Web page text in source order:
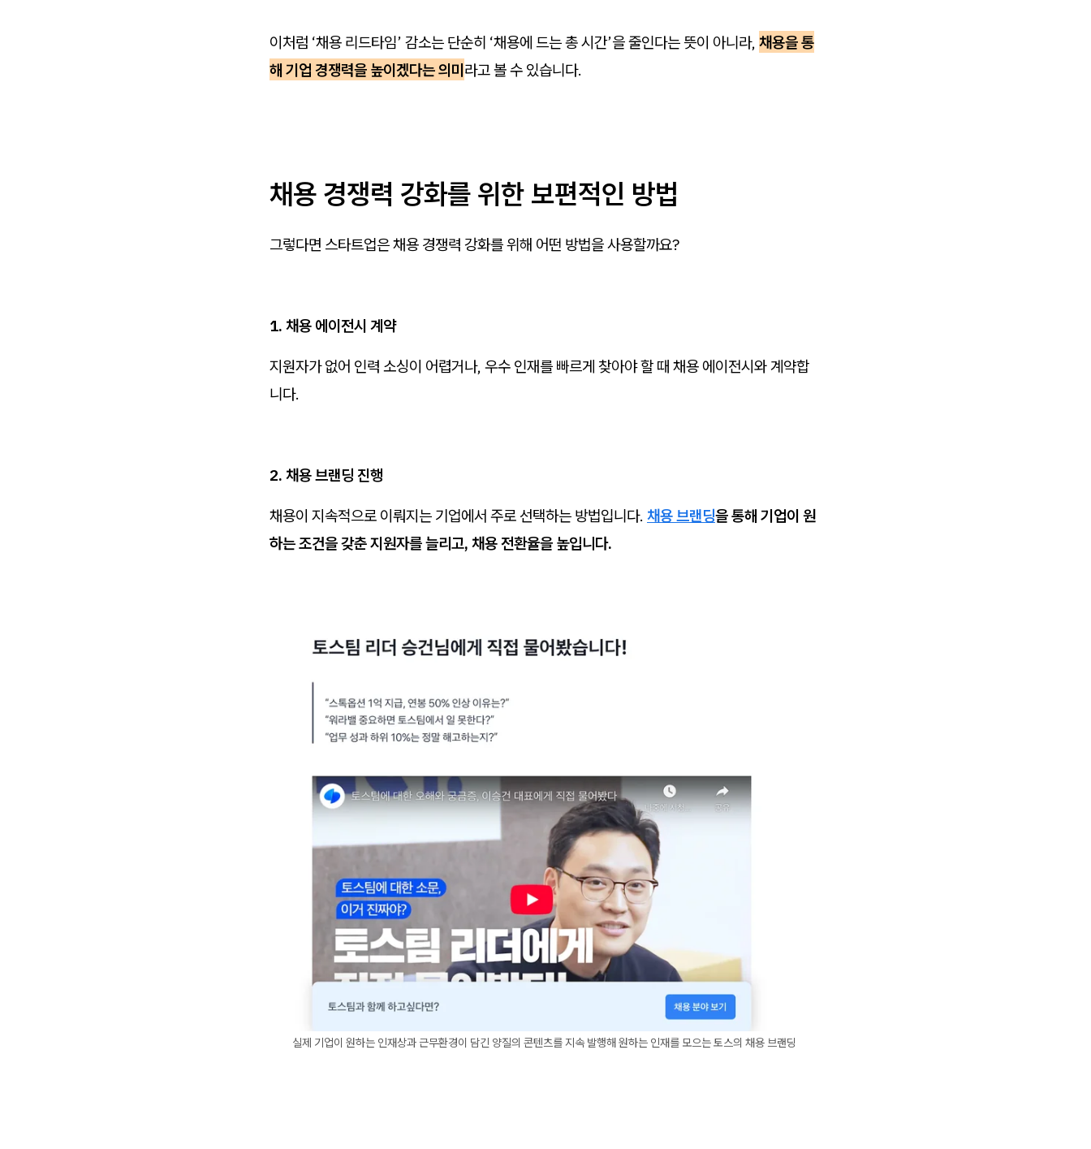
이처럼 ‘채용 리드타임’ 감소는 단순히 ‘채용에 드는 총 시간’을 줄인다는 뜻이 아니라, 채용을 통
해 기업 경쟁력을 높이겠다는 의미라고 볼 수 있습니다.
채용 경쟁력 강화를 위한 보편적인 방법
그렇다면 스타트업은 채용 경쟁력 강화를 위해 어떤 방법을 사용할까요?
1. 채용 에이전시 계약
지원자가 없어 인력 소싱이 어렵거나, 우수 인재를 빠르게 찾아야 할 때 채용 에이전시와 계약합
니다.
2. 채용 브랜딩 진행
채용이 지속적으로 이뤄지는 기업에서 주로 선택하는 방법입니다. 채용 브랜딩을 통해 기업이 원
하는 조건을 갖춘 지원자를 늘리고, 채용 전환율을 높입니다.
실제 기업이 원하는 인재상과 근무환경이 담긴 양질의 콘텐츠를 지속 발행해 원하는 인재를 모으는 토스의 채용 브랜딩